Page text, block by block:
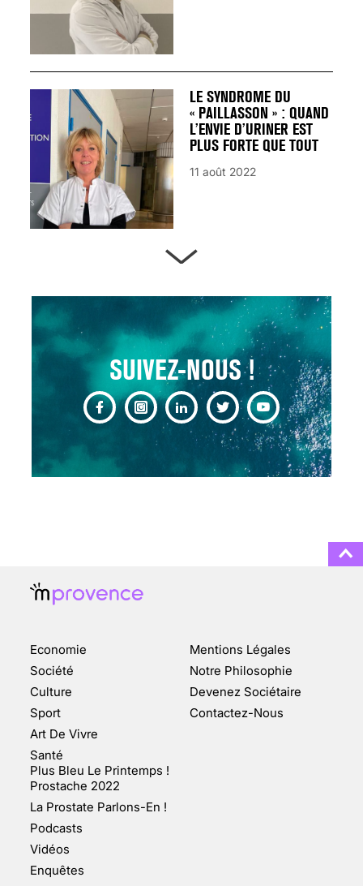
SUIVEZ-NOUS !
LE SYNDROME DU
« PAILLASSON » : QUAND
L’ENVIE D’URINER EST
PLUS FORTE QUE TOUT
11 août 2022
13 août 2024
CHANGEMENT DE SEXE :
DES DEMANDES
TOUJOURS PLUS
FAIT SURFACE À
MARSEILLE (1/5)
10 jan 2022
Economie
Société
Culture
Sport
Art De Vivre
Santé
Plus Bleu Le Printemps !
Prostache 2022
La Prostate Parlons-En !
Podcasts
Vidéos
Enquêtes
Mentions Légales
Notre Philosophie
Devenez Sociétaire
Contactez-Nous